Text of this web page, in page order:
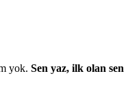
yok. Sen yaz, ilk olan sen